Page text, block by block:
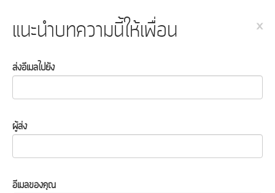
แนะนำบทความนี้ให้เพื่อน ×
ส่งอีเมลไปยัง
ผู้ส่ง
อีเมลของคุณ